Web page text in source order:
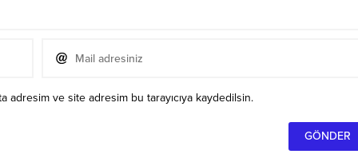
adresim ve site adresim bu tarayıcıya kaydedilsin.